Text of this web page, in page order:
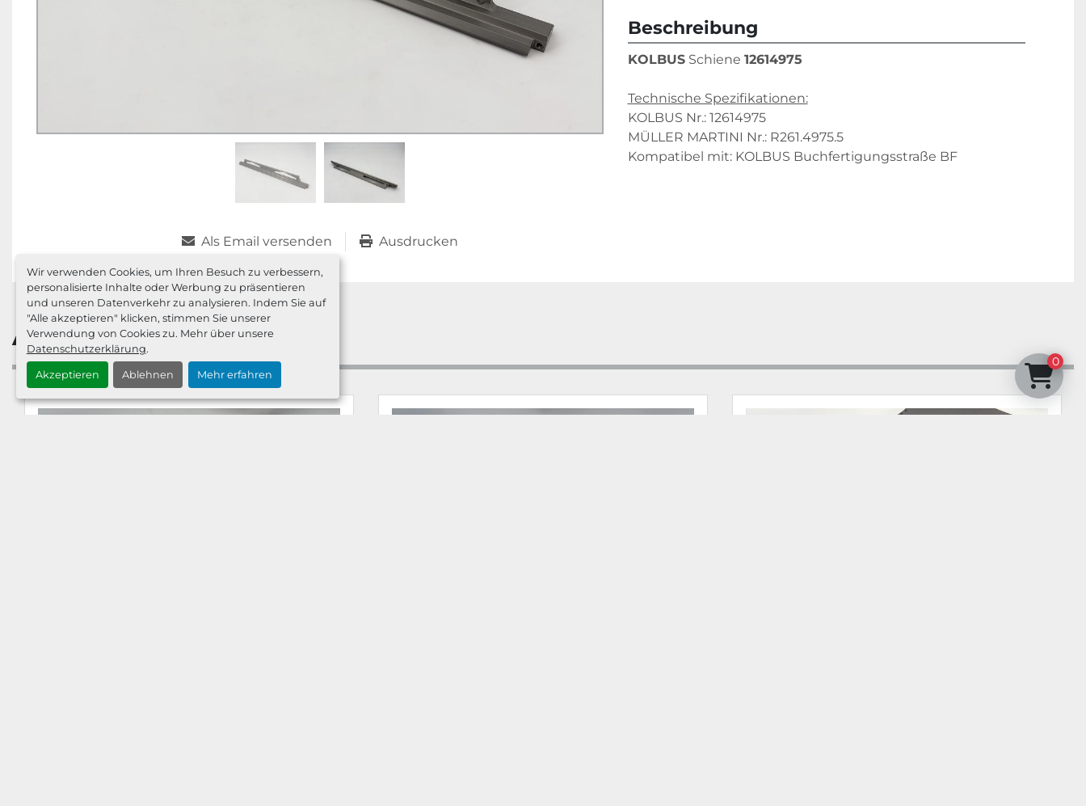
Wir verwenden Cookies, um Ihren Besuch zu verbessern,
personalisierte Inhalte oder Werbung zu präsentieren
und unseren Datenverkehr zu analysieren. Indem Sie auf
"Alle akzeptieren" klicken, stimmen Sie unserer
Verwendung von Cookies zu. Mehr über unsere
Datenschutzerklärung.
Akzeptieren Ablehnen Mehr erfahren
Als Email versenden Ausdrucken
Beschreibung
KOLBUS Schiene 12614975
Technische Spezifikationen:
KOLBUS Nr.: 12614975
MÜLLER MARTINI Nr.: R261.4975.5
Kompatibel mit: KOLBUS Buchfertigungsstraße BF
Ähnliche Anzeigen
0